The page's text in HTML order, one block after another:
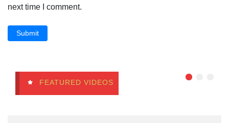
next time I comment.
Submit
FEATURED VIDEOS